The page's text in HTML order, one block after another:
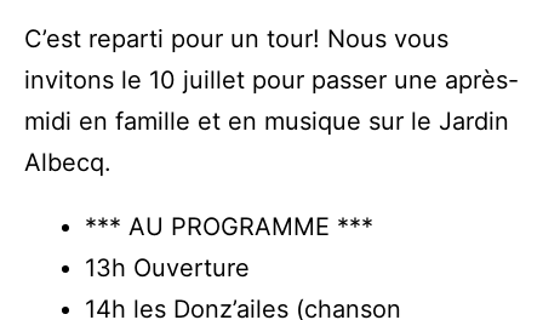
C’est reparti pour un tour! Nous vous
invitons le 10 juillet pour passer une après-
midi en famille et en musique sur le Jardin
Albecq.
*** AU PROGRAMME ***
13h Ouverture
14h les Donz’ailes (chanson